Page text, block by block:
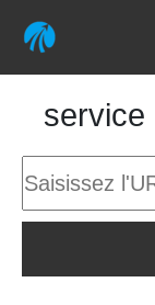
service